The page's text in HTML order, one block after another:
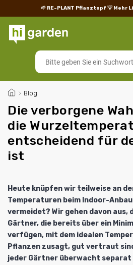
🌱 RE-PLANT Pflanztopf 💡 Mehr
/ Blog
Die verborgene
die
entscheidend für
ist
Heute knüpfen wir teilweise an
Temperaturen beim Indoor-
vermeidet? Wir gehen davon aus,
Gärtner, die bereits über ein
verfügen, mit dem idealen
Pflanzen zusagt, gut vertraut
jeder Gärtner überwacht separat